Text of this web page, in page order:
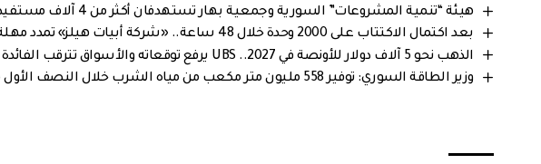
هيئة “تنمية المشروعات” السورية وجمعية بهار تستهدفان أكثر من 4 آلاف مستفيد ودعم للثروة الحيوانية يصل إلى 2000 دولار
بعد اكتمال الاكتتاب على 2000 وحدة خلال 48 ساعة.. «شركة أبيات هيلز» تمدد مهلة السداد حتى 13 آب
الذهب نحو 5 آلاف دولار للأونصة في 2027.. UBS يرفع توقعاته والأسواق تترقب الفائدة الأميركية
وزير الطاقة السوري: توفير 558 مليون متر مكعب من مياه الشرب خلال النصف الأول من 2026